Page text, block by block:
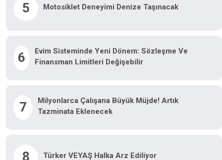
5 Motosiklet Deneyimi Denize Taşınacak
6
Evim Sisteminde Yeni Dönem: Sözleşme Ve
Finansman Limitleri Değişebilir
7
Milyonlarca Çalışana Büyük Müjde! Artık
Tazminata Eklenecek
8 Türker VEYAŞ Halka Arz Ediliyor